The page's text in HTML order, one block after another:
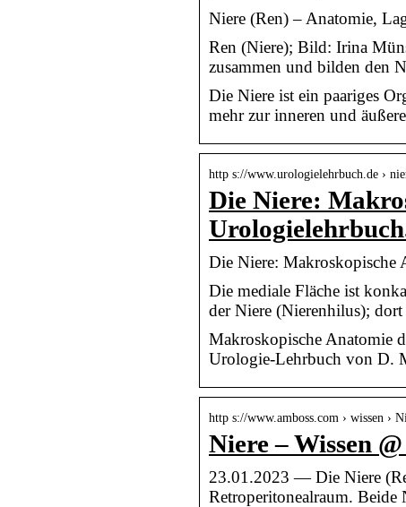
Niere (Ren) – Anatomie,
Ren (Niere); Bild: Irina
zusammen und bilden den
Die Niere ist ein paariges
mehr zur inneren und
http s://www.urologielehrbuch.de ›
Die Niere:
Die Niere: Makroskopische
Die mediale Fläche ist
der Niere (Nierenhilus);
Makroskopische Anatomie
Urologie-Lehrbuch von D.
http s://www.amboss.com › wissen ›
Niere – Wissen
23.01.2023 — Die Niere
Retroperitonealraum.